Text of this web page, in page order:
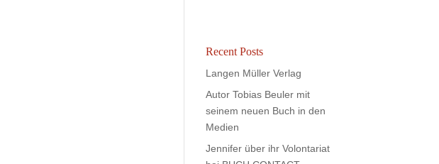
Recent Posts
Langen Müller Verlag
Autor Tobias Beuler mit
seinem neuen Buch in den
Medien
Jennifer über ihr Volontariat